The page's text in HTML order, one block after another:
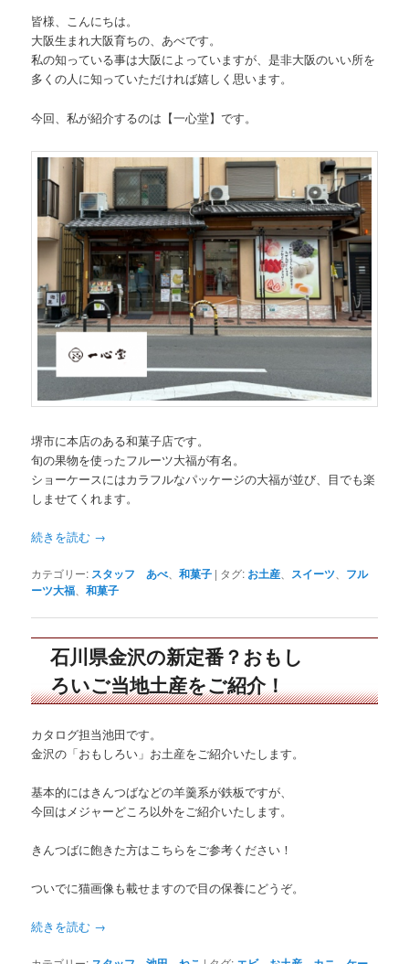
皆様、こんにちは。
大阪生まれ大阪育ちの、あべです。
私の知っている事は大阪によっていますが、是非大阪のいい所を
多くの人に知っていただければ嬉しく思います。
今回、私が紹介するのは【一心堂】です。
堺市に本店のある和菓子店です。
旬の果物を使ったフルーツ大福が有名。
ショーケースにはカラフルなパッケージの大福が並び、目でも楽
しませてくれます。
続きを読む →
カテゴリー: スタッフ あべ、和菓子 | タグ: お土産 スイーツ
フル
ーツ大福 、和菓子
石川県金沢の新定番？おもし
ろいご当地土産をご紹介！
カタログ担当池田です。
金沢の「おもしろい」お土産をご紹介いたします。
基本的にはきんつばなどの羊羹系が鉄板ですが、
今回はメジャーどころ以外をご紹介いたします。
きんつばに飽きた方はこちらをご参考ください！
ついでに猫画像も載せますので目の保養にどうぞ。
続きを読む →